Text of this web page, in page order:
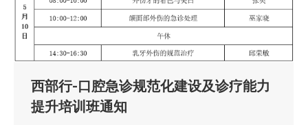
西部行-口腔急诊规范化建设及诊疗能力
提升培训班通知